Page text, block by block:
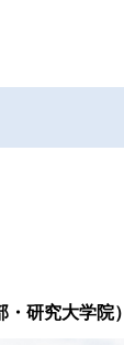
研究大学院）